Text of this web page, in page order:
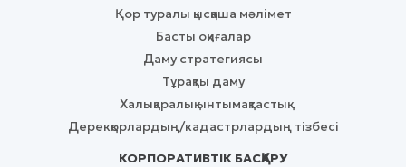
Қор туралы қысқаша мәлімет
Басты оқиғалар
Даму стратегиясы
Тұрақты даму
Халықаралық ынтымақтастық
Дерекқорлардың/кадастрлардың тізбесі
КОРПОРАТИВТІК БАСҚАРУ